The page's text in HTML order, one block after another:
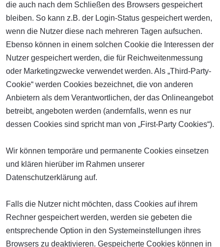
die auch nach dem Schließen des Browsers gespeichert
bleiben. So kann z.B. der Login-Status gespeichert werden,
wenn die Nutzer diese nach mehreren Tagen aufsuchen.
Ebenso können in einem solchen Cookie die Interessen der
Nutzer gespeichert werden, die für Reichweitenmessung
oder Marketingzwecke verwendet werden. Als „Third-Party-
Cookie“ werden Cookies bezeichnet, die von anderen
Anbietern als dem Verantwortlichen, der das Onlineangebot
betreibt, angeboten werden (andernfalls, wenn es nur
dessen Cookies sind spricht man von „First-Party Cookies“).
Wir können temporäre und permanente Cookies einsetzen
und klären hierüber im Rahmen unserer
Datenschutzerklärung auf.
Falls die Nutzer nicht möchten, dass Cookies auf ihrem
Rechner gespeichert werden, werden sie gebeten die
entsprechende Option in den Systemeinstellungen ihres
Browsers zu deaktivieren. Gespeicherte Cookies können in